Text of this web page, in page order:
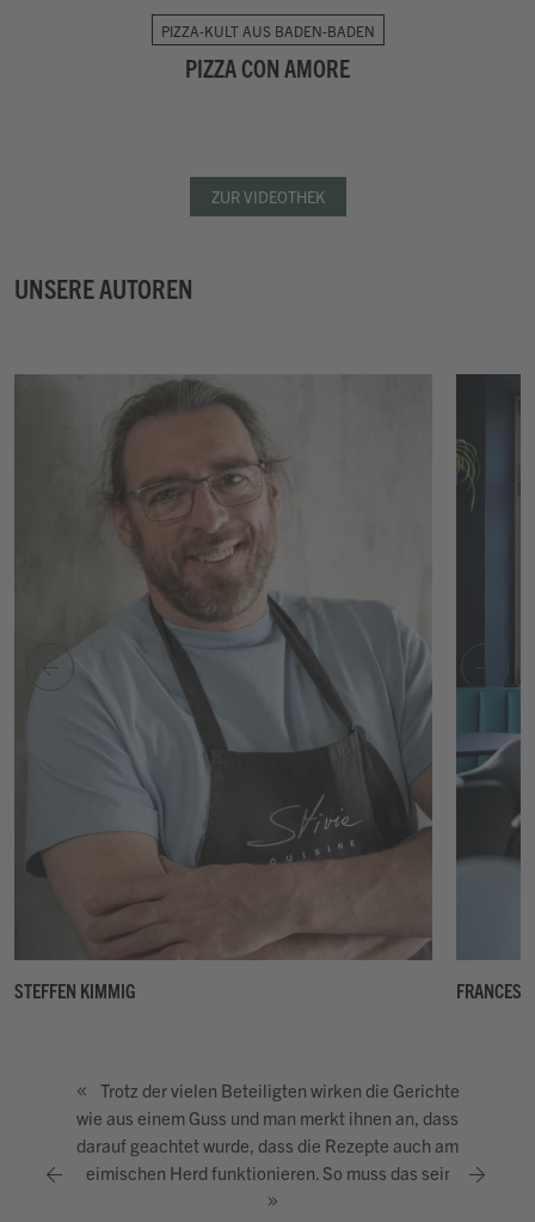
PIZZA-KULT AUS BADEN-BADEN
PIZZA CON AMORE
ZUR VIDEOTHEK
UNSERE AUTOREN
FRANCESCO D'AGOSTINO EDWIN
Trotz der vielen Beteiligten wirken die Gerichte
wie aus einem Guss und man merkt ihnen an, dass
darauf geachtet wurde, dass die Rezepte auch am
heimischen Herd funktionieren. So muss das sein!